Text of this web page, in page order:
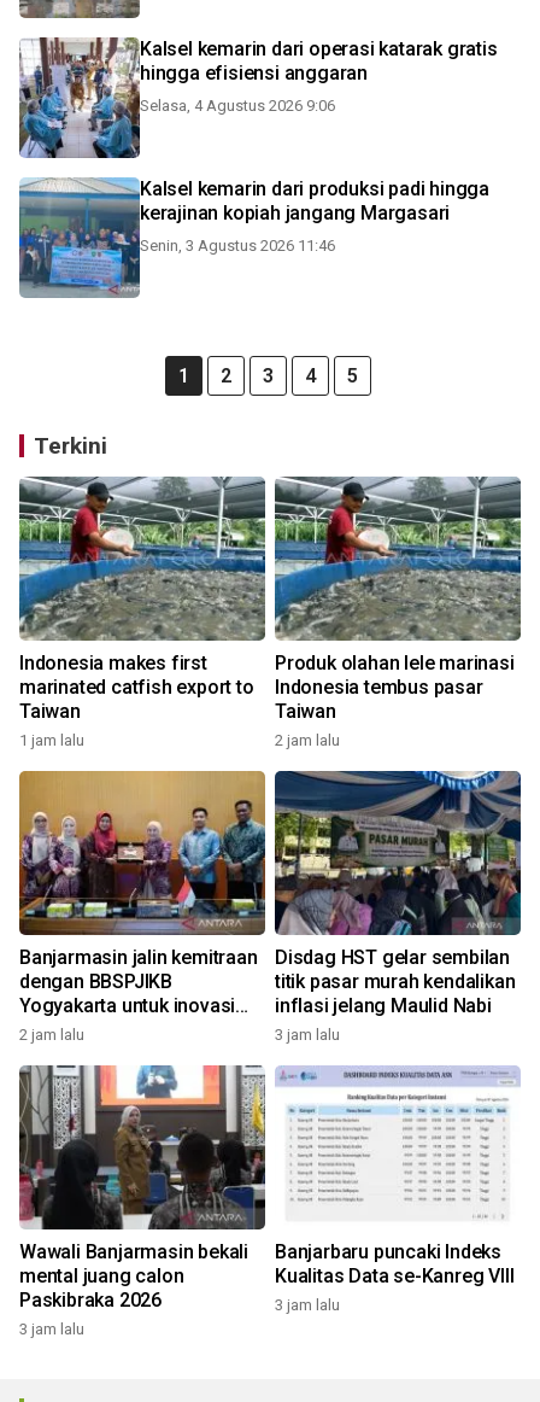
Kalsel kemarin dari operasi katarak gratis
hingga efisiensi anggaran
Selasa, 4 Agustus 2026 9:06
Kalsel kemarin dari produksi padi hingga
kerajinan kopiah jangang Margasari
Senin, 3 Agustus 2026 11:46
1 2 3 4 5
Terkini
Indonesia makes first
marinated catfish export to
Taiwan
1 jam lalu
Produk olahan lele marinasi
Indonesia tembus pasar
Taiwan
2 jam lalu
Banjarmasin jalin kemitraan
dengan BBSPJIKB
Yogyakarta untuk inovasi
Sasirangan
2 jam lalu
Disdag HST gelar sembilan
titik pasar murah kendalikan
inflasi jelang Maulid Nabi
3 jam lalu
Wawali Banjarmasin bekali
mental juang calon
Paskibraka 2026
3 jam lalu
Banjarbaru puncaki Indeks
Kualitas Data se-Kanreg VIII
3 jam lalu